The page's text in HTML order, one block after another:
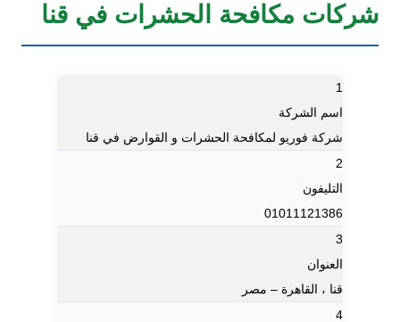
مكافحة الحشرات في قنا
اسم الشركة
شركة فوريو لمكافحة الحشرات و القوارض في قنا
01011121386
قنا ، القاهرة – مصر